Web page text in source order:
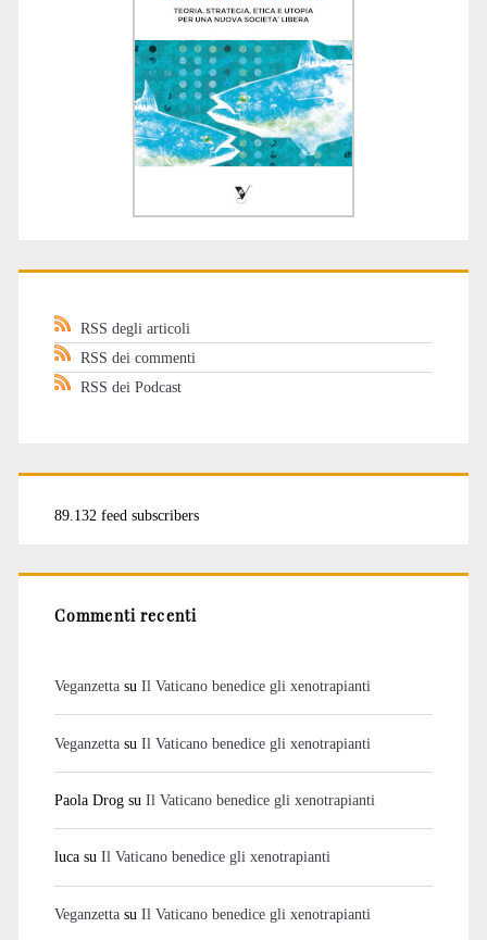
RSS degli articoli
RSS dei commenti
RSS dei Podcast
89.132 feed subscribers
Commenti recenti
Veganzettasu Il Vaticano benedice gli xenotrapianti
Veganzettasu Il Vaticano benedice gli xenotrapianti
Paola Drogsu Il Vaticano benedice gli xenotrapianti
lucasu Il Vaticano benedice gli xenotrapianti
Veganzettasu Il Vaticano benedice gli xenotrapianti